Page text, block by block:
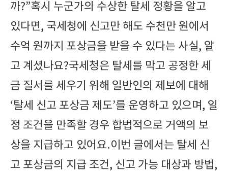
까?”혹시 누군가의 수상한 탈세 정황을 알고
있다면, 국세청에 신고만 해도 수천만 원에서
수억 원까지 포상금을 받을 수 있다는 사실, 알
고 계셨나요?국세청은 탈세를 막고 공정한 세
금 질서를 세우기 위해 일반인의 제보에 대해
‘탈세 신고 포상금 제도’를 운영하고 있으며, 일
정 조건을 만족할 경우 합법적으로 거액의 보
상을 지급하고 있어요.이번 글에서는 탈세 신
고 포상금의 지급 조건, 신고 가능 대상과 방법,